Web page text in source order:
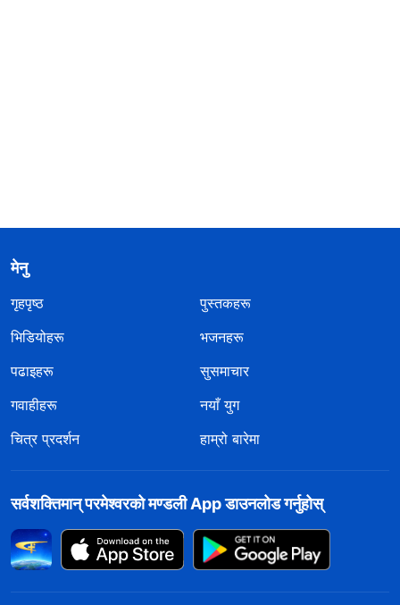
मेनु
गृहपृष्ठ
पुस्तकहरू
भिडियोहरू
भजनहरू
पढाइहरू
सुसमाचार
गवाहीहरू
नयाँ युग
चित्र प्रदर्शन
हाम्रो बारेमा
सर्वशक्तिमान्‌ परमेश्‍वरको मण्डली App डाउनलोड गर्नुहोस्